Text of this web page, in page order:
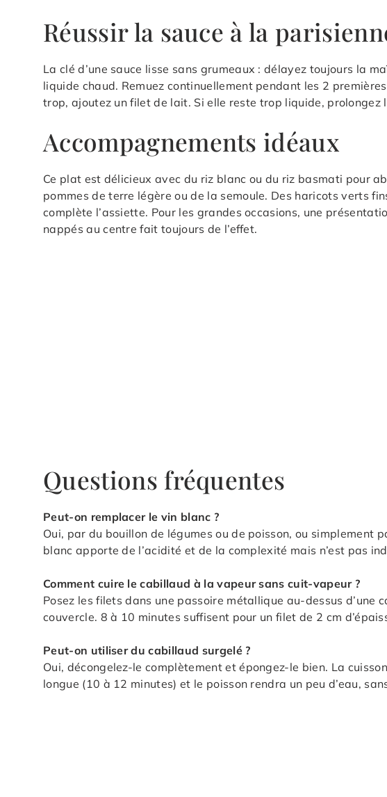
Réussir la sauce à la
La clé d’une sauce lisse sans grumeaux : délayez toujours la
liquide chaud. Remuez continuellement pendant les 2
trop, ajoutez un filet de lait. Si elle reste trop liquide, prolongez
Accompagnements idéaux
Ce plat est délicieux avec du riz blanc ou du riz basmati pour
pommes de terre légère ou de la semoule. Des haricots verts
complète l’assiette. Pour les grandes occasions, une
nappés au centre fait toujours de l’effet.
Questions fréquentes
Peut-on remplacer le vin blanc ?
Oui, par du bouillon de légumes ou de poisson, ou simplement
blanc apporte de l’acidité et de la complexité mais n’est pas
Comment cuire le cabillaud à la vapeur sans cuit-vapeur ?
Posez les filets dans une passoire métallique au-dessus d’une
couvercle. 8 à 10 minutes suffisent pour un filet de 2 cm
Peut-on utiliser du cabillaud surgelé ?
Oui, décongelez-le complètement et épongez-le bien. La
longue (10 à 12 minutes) et le poisson rendra un peu d’eau,